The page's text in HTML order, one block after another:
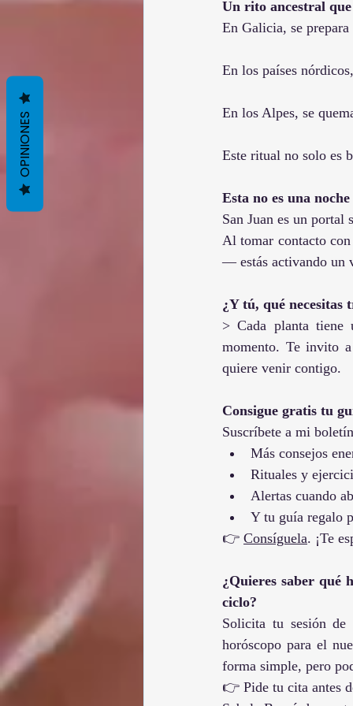
Un rito ancestral
En Galicia, se
En los países
En los Alpes, se
Este ritual no solo es
Esta no es una
San Juan es un
Al tomar contacto
— estás activando un
¿Y tú, qué necesitas
> Cada planta tiene
momento. Te invito
quiere venir contigo.
Consigue gratis tu
Suscríbete a mi
Más consejos
Rituales y
Alertas cuando
Y tu guía regalo
👉 Consíguela. ¡Te
¿Quieres saber qué
ciclo?
Solicita tu sesión
horóscopo para el
forma simple, pero
👉 Pide tu cita antes
OPINIONES